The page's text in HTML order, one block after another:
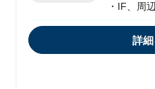
・IF、周
・工程：
・バージ
詳